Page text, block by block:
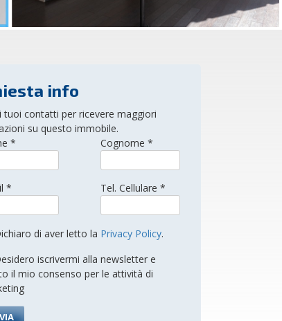
info
tuoi contatti per ricevere maggiori
su questo immobile.
*
Cognome *
* Tel. Cellulare *
di aver letto la Privacy Policy.
iscrivermi alla newsletter e
il mio consenso per le attività di